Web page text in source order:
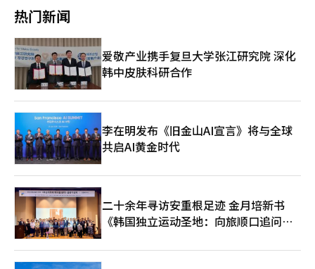
产业宣布推出AGE20'S的“丝绒持久粉底”，具有遮瑕和抗暗沉效
果。该产品提供六种色号，适合不同肤色。爱敬产业表示，该产品
结合了多种成分，能均匀涂抹并保持清爽。 APR进军印度最大美
妆平台Nykaa APR宣布与印度最大美妆平台Nykaa达成战略合作，
计划在印度市场推广其产品。Nykaa是印度领先的在线美妆平台，
APR将通过该平台销售其核心护肤产品，并计划在年内进入线下市
场。APR表示，印度是全球品牌关注的下一个重要市场，此次合作
将展示其技术实力并拓展全球市场。※ 本报道经人工智能（AI）系
统翻译与编辑。
热门新闻
爱敬产业携手复旦大学张江研究院 深化
韩中皮肤科研合作
李在明发布《旧金山AI宣言》将与全球
共启AI黄金时代
二十余年寻访安重根足迹 金月培新书
《韩国独立运动圣地：向旅顺口追问历